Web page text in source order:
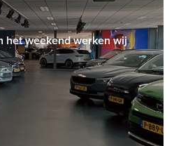
het weekend werken wij